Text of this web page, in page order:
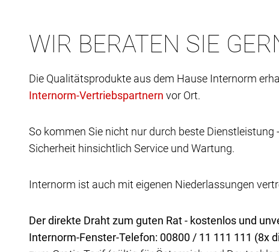
WIR BERATEN SIE
Die Qualitätsprodukte aus dem Hause Internorm
vor Ort.
So kommen Sie nicht nur durch beste
Sicherheit hinsichtlich Service und Wartung.
Internorm ist auch mit eigenen Niederlassungen
Der direkte Draht zum guten Rat - kostenlos und
Internorm-Fenster-Telefon: 00800 / 11 111 111 (8x